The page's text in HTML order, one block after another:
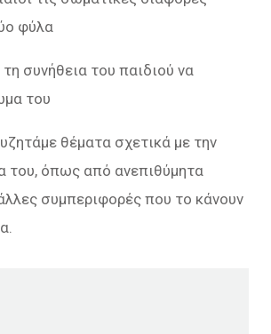
φύλα
συνήθεια του παιδιού να
του
θέματα σχετικά με την
του, όπως από ανεπιθύμητα
συμπεριφορές που το κάνουν